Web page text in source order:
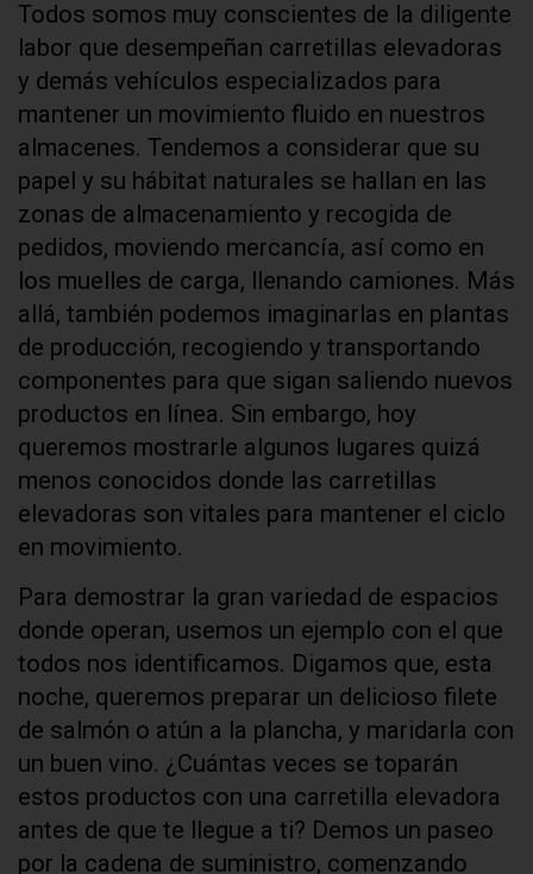
Todos somos muy conscientes de la diligente
labor que desempeñan carretillas elevadoras
y demás vehículos especializados para
mantener un movimiento fluido en nuestros
almacenes. Tendemos a considerar que su
papel y su hábitat naturales se hallan en las
zonas de almacenamiento y recogida de
pedidos, moviendo mercancía, así como en
los muelles de carga, llenando camiones. Más
allá, también podemos imaginarlas en plantas
de producción, recogiendo y transportando
componentes para que sigan saliendo nuevos
productos en línea. Sin embargo, hoy
queremos mostrarle algunos lugares quizá
menos conocidos donde las carretillas
elevadoras son vitales para mantener el ciclo
en movimiento.
Para demostrar la gran variedad de espacios
donde operan, usemos un ejemplo con el que
todos nos identificamos. Digamos que, esta
noche, queremos preparar un delicioso filete
de salmón o atún a la plancha, y maridarla con
un buen vino. ¿Cuántas veces se toparán
estos productos con una carretilla elevadora
antes de que te llegue a ti? Demos un paseo
por la cadena de suministro, comenzando